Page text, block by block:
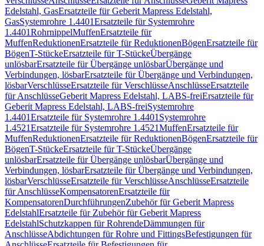
Edelstahl, GasErsatzteile für Geberit Mapress Edelstahl,
GasSystemrohre 1.4401Ersatzteile für Systemrohre
1.4401RohrnippelMuffenErsatzteile für
MuffenReduktionenErsatzteile für ReduktionenBögenErsatzteile für
BögenT-StückeErsatzteile für T-StückeÜbergänge
unlösbarErsatzteile für Übergänge unlösbarÜbergänge und
Verbindungen, lösbarErsatzteile für Übergänge und Verbindungen,
lösbarVerschlüsseErsatzteile für VerschlüsseAnschlüsseErsatzteile
für AnschlüsseGeberit Mapress Edelstahl, LABS-freiErsatzteile für
Geberit Mapress Edelstahl, LABS-freiSystemrohre
1.4401Ersatzteile für Systemrohre 1.4401 Systemrohre
1.4521Ersatzteile für Systemrohre 1.4521MuffenErsatzteile für
MuffenReduktionenErsatzteile für ReduktionenBögenErsatzteile für
BögenT-StückeErsatzteile für T-StückeÜbergänge
unlösbarErsatzteile für Übergänge unlösbarÜbergänge und
Verbindungen, lösbarErsatzteile für Übergänge und Verbindungen,
lösbarVerschlüsseErsatzteile für VerschlüsseAnschlüsseErsatzteile
für AnschlüsseKompensatorenErsatzteile für
KompensatorenDurchführungenZubehör für Geberit Mapress
EdelstahlErsatzteile für Zubehör für Geberit Mapress
EdelstahlSchutzkappen für RohrendeDämmungen für
AnschlüsseAbdichtungen für Rohre und FittingsBefestigungen für